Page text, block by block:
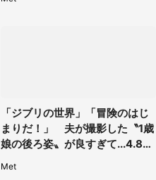
「ジブリの世界」「冒険のはじ
まりだ！」 夫が撮影した〝1歳
娘の後ろ姿〟が良すぎて...4.8万
Met